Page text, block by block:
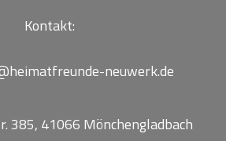
Kontakt:
neuwerk.de
385, 41066 Mönchengladbach